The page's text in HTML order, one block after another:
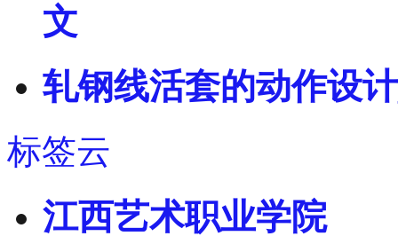
文
轧钢线活套的动作设
标签云
江西艺术职业学院